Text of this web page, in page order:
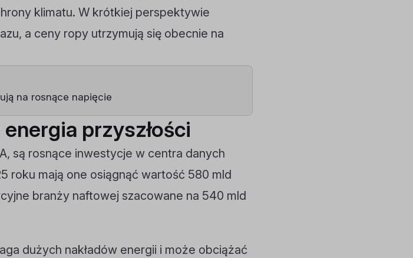
klimatu. W krótkiej perspektywie
a ceny ropy utrzymują się obecnie na
na rosnące napięcie
przyszłości
są rosnące inwestycje w centra danych
roku mają one osiągnąć wartość 580 mld
branży naftowej szacowane na 540 mld
dużych nakładów energii i może obciążać